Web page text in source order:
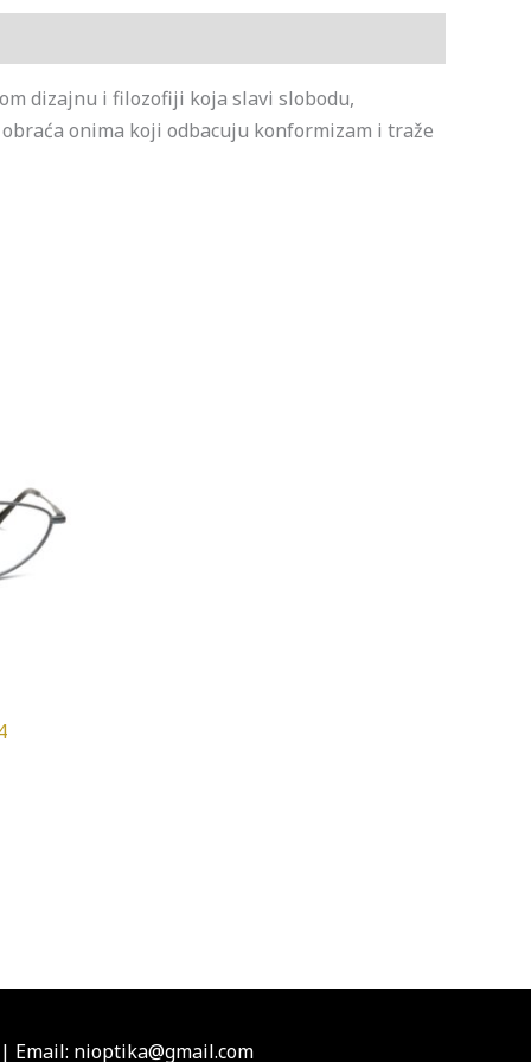
dizajnu i filozofiji koja slavi slobodu,
onima koji odbacuju konformizam i traže
| Email: nioptika@gmail.com